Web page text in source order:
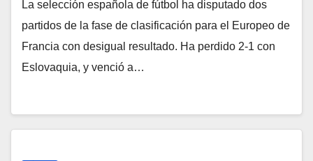
La selección española de fútbol ha disputado dos
partidos de la fase de clasificación para el Europeo de
Francia con desigual resultado. Ha perdido 2-1 con
Eslovaquia, y venció a…